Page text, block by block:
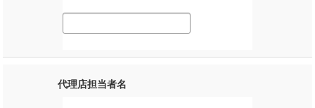
代理店担当者名